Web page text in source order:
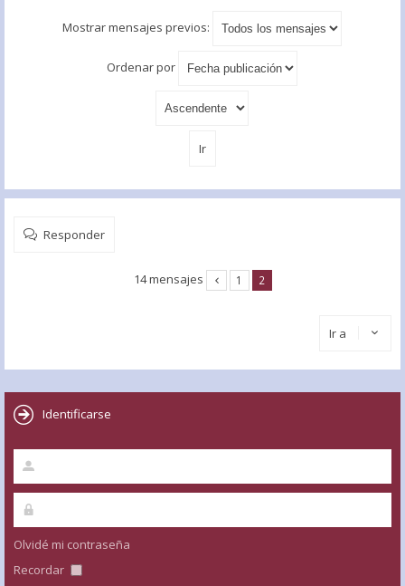
Mostrar mensajes previos:
Ordenar por
Responder
14 mensajes 1 2
Ir a
Identificarse
Olvidé mi contraseña
Recordar